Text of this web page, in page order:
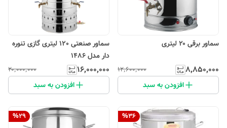
سماور برقی ۲۰ لیتری
۸٬۸۵۰٬۰۰۰ ۱۲٬۶۰۰٬۰۰۰
افزودن به سبد
سماور صنعتی 120 لیتری گازی تنوره
دار مدل 1486
۱۶٬۰۰۰٬۰۰۰ ۲۰٬۰۰۰٬۰۰۰
افزودن به سبد
%36
%29